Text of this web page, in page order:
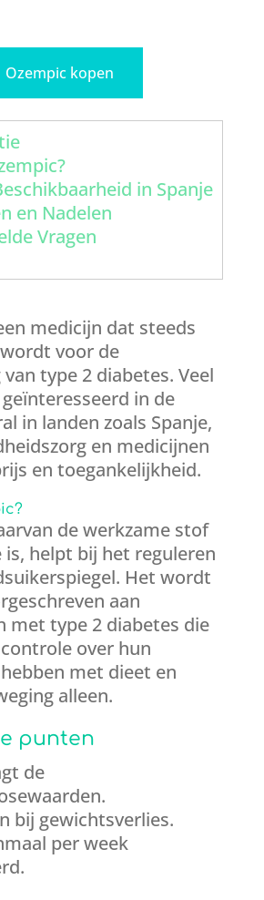
Ozempic kopen
in Spanje
en Nadelen
Vragen
medicijn dat steeds
voor de
type 2 diabetes. Veel
in de
in landen zoals Spanje,
en medicijnen
en toegankelijkheid.
de werkzame stof
helpt bij het reguleren
Het wordt
aan
met type 2 diabetes die
over hun
met dieet en
alleen.
punten
de
bij gewichtsverlies.
per week